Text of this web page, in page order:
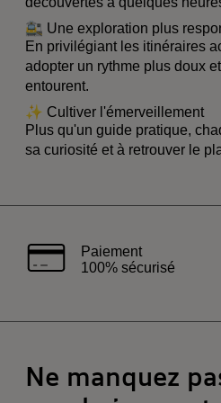
🚉 Une exploration plus
En privilégiant les itinéraires
adopter un rythme plus doux
entourent.
✨ Cultiver l'émerveillement
Plus qu'un guide pratique,
sa curiosité et à retrouver le
Paiement
100% sécurisé
Ne manquez